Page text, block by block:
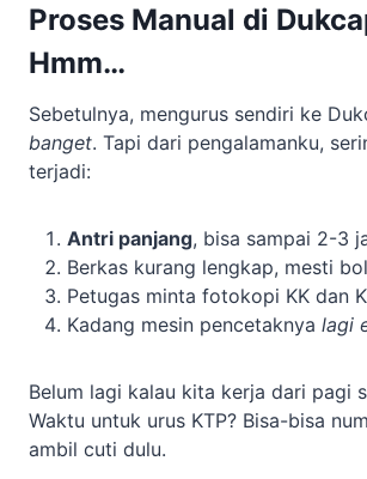
Proses Manual di
Hmm…
Sebetulnya, mengurus sendiri ke
banget. Tapi dari pengalamanku,
terjadi:
Antri panjang, bisa sampai 2-3
Berkas kurang lengkap, mesti
Petugas minta fotokopi KK dan
Kadang mesin pencetaknya lagi
Belum lagi kalau kita kerja dari pagi
Waktu untuk urus KTP? Bisa-bisa
ambil cuti dulu.